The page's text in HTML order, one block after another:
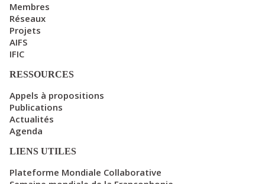
Membres
Réseaux
Projets
AIFS
IFIC
RESSOURCES
Appels à propositions
Publications
Actualités
Agenda
LIENS UTILES
Plateforme Mondiale Collaborative